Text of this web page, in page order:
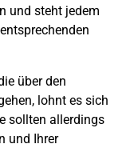
und steht jedem
über den
lohnt es sich
sollten allerdings
und Ihrer